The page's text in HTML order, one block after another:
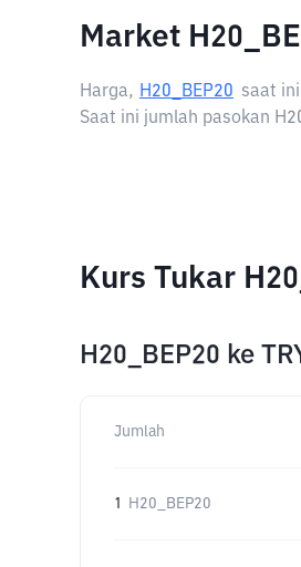
Market
Harga, H20_BEP20 saat
Saat ini jumlah pasokan
Kurs Tukar
H20_BEP20 ke
Jumlah
1 H20_BEP20